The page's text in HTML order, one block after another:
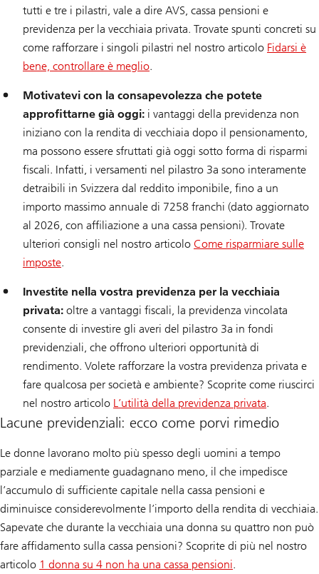
tutti e tre i pilastri, vale a dire AVS, cassa pensioni e
previdenza per la vecchiaia privata. Trovate spunti concreti su
come rafforzare i singoli pilastri nel nostro articolo Fidarsi è
bene, controllare è meglio.
Motivatevi con la consapevolezza che potete
approfittarne già oggi: i vantaggi della previdenza non
iniziano con la rendita di vecchiaia dopo il pensionamento,
ma possono essere sfruttati già oggi sotto forma di risparmi
fiscali. Infatti, i versamenti nel pilastro 3a sono interamente
detraibili in Svizzera dal reddito imponibile, fino a un
importo massimo annuale di 7258 franchi (dato aggiornato
al 2026, con affiliazione a una cassa pensioni). Trovate
ulteriori consigli nel nostro articolo Come risparmiare sulle
imposte.
Investite nella vostra previdenza per la vecchiaia
privata: oltre a vantaggi fiscali, la previdenza vincolata
consente di investire gli averi del pilastro 3a in fondi
previdenziali, che offrono ulteriori opportunità di
rendimento. Volete rafforzare la vostra previdenza privata e
fare qualcosa per società e ambiente? Scoprite come riuscirci
nel nostro articolo L’utilità della previdenza privata.
Lacune previdenziali: ecco come porvi rimedio
Le donne lavorano molto più spesso degli uomini a tempo
parziale e mediamente guadagnano meno, il che impedisce
l’accumulo di sufficiente capitale nella cassa pensioni e
diminuisce considerevolmente l’importo della rendita di vecchiaia.
Sapevate che durante la vecchiaia una donna su quattro non può
fare affidamento sulla cassa pensioni? Scoprite di più nel nostro
articolo 1 donna su 4 non ha una cassa pensioni.